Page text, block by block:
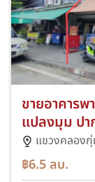
ขายอาคาร
แปลงมุม ปา
แขวงคลอง
฿6.5ลบ.